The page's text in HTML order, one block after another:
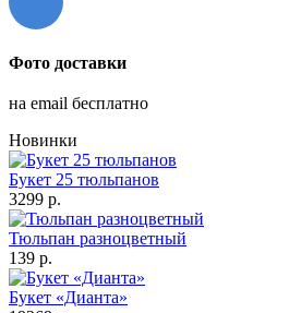
Фото доставки
на email бесплатно
Новинки
Букет 25 тюльпанов
3299 р.
Тюльпан разноцветный
139 р.
Букет «Дианта»